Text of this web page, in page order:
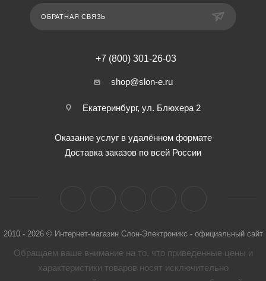
ОБРАТНАЯ СВЯЗЬ
+7 (800) 301-26-03
shop@slon-e.ru
Екатеринбург, ул. Блюхера 2
Оказание услуг в удалённом формате
Доставка заказов по всей России
2010 - 2026 © Интернет-магазин Слон-Электроникс - официальный сайт
Обращаем ваше внимание на то, что приведенные цены и
характеристики товaров носят исключительно